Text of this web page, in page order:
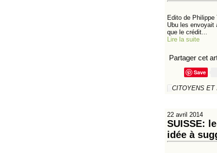
Edito de
Ubu les envoyait
que le crédit...
Lire la suite
Partager cet
Save
CITOYENS ET
22 avril 2014
SUISSE:
idée à